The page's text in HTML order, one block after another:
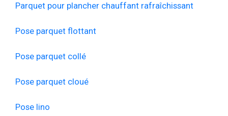
Parquet pour plancher chauffant rafraîchissant
Pose parquet flottant
Pose parquet collé
Pose parquet cloué
Pose lino